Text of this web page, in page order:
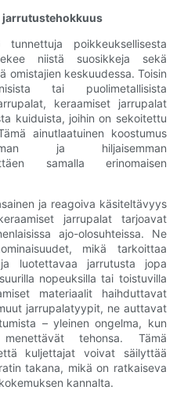
poikkeuksellisesta
niistä suosikkeja sekä
omistajien keskuudessa. Toisin
tai puolimetallisista
keraamiset jarrupalat
kuiduista, joihin on sekoitettu
ainutlaatuinen koostumus
ja hiljaisemman
samalla erinomaisen
ja reagoiva käsiteltävyys
jarrupalat tarjoavat
ajo-olosuhteissa. Ne
mikä tarkoittaa
luotettavaa jarrutusta jopa
nopeuksilla tai toistuvilla
materiaalit haihduttavat
jarrupalatyypit, ne auttavat
– yleinen ongelma, kun
tehonsa. Tämä
kuljettajat voivat säilyttää
takana, mikä on ratkaiseva
kannalta.